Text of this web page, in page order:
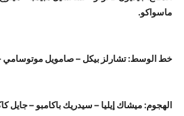
ماسواكو.
خط الوسط: تشارلز بيكل – صامويل موتوسامي
الهجوم: ميشاك إيليا – سيدريك باكامبو – جايل